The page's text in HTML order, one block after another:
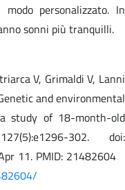
personalizzato. In
sonni più tranquilli.
V, Grimaldi V, Lanni
and environmental
study of 18-month-old
302. doi:
11. PMID: 21482604